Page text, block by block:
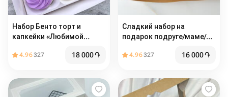
Набор Бенто торт и
капкейки «Любимой
4.96327 18 000֏
Сладкий набор на
подарок подруге/маме/
4.96327 16 000֏